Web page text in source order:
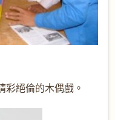
彩絕倫的木偶戲。